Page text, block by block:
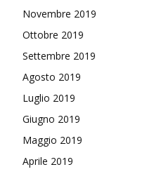
Novembre 2019
Ottobre 2019
Settembre 2019
Agosto 2019
Luglio 2019
Giugno 2019
Maggio 2019
Aprile 2019